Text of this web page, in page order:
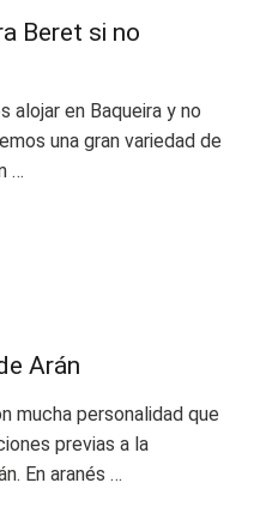
Beret si no
alojar en Baqueira y no
una gran variedad de
…
Arán
mucha personalidad que
previas a la
En aranés …